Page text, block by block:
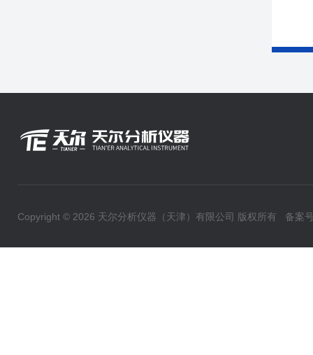
Copyright © 2026 天尔分析仪器（天津）有限公司 版权所有 备案